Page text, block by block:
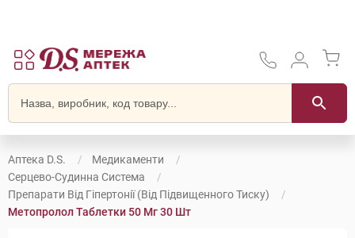
Аптека D.S.
Медикаменти
Серцево-Судинна Система
Препарати Від Гіпертонії (від Підвищенного Тиску)
Метопролол Таблетки 50 Мг 30 Шт